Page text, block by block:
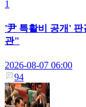
1
'尹 특활비 공개'
관"
2026-08-07 06:00
94